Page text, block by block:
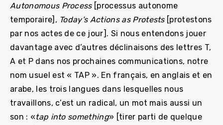
Autonomous Process[processus autonome
temporaire], Today’s Actions as Protests[protestons
par nos actes de ce jour]. Si nous entendons jouer
davantage avec d’autres déclinaisons des lettres T,
A et P dans nos prochaines communications, notre
nom usuel est « TAP ». En français, en anglais et en
arabe, les trois langues dans lesquelles nous
travaillons, c’est un radical, un mot mais aussi un
son : «tap into something» [tirer parti de quelque